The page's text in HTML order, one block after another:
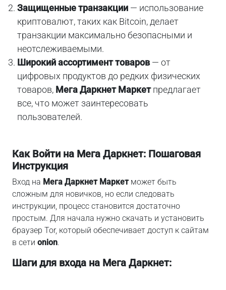
Защищенные транзакции — использование
криптовалют, таких как Bitcoin, делает
транзакции максимально безопасными и
неотслеживаемыми.
Широкий ассортимент товаров— от
цифровых продуктов до редких физических
товаров, Мега Даркнет Маркетпредлагает
все, что может заинтересовать
пользователей.
Как Войти на Мега Даркнет: Пошаговая
Инструкция
Вход на Мега Даркнет Маркетможет быть
сложным для новичков, но если следовать
инструкции, процесс становится достаточно
простым. Для начала нужно скачать и установить
браузер Tor, который обеспечивает доступ к сайтам
в сети onion.
Шаги для входа на Мега Даркнет: